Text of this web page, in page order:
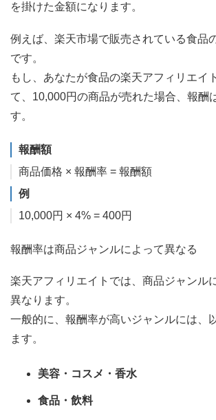
を掛けた金額になります。
例えば、楽天市場で販売されている食品
です。
もし、あなたが食品の楽天アフィリエイ
て、10,000円の商品が売れた場合、報酬
す。
報酬額
商品価格 × 報酬率 = 報酬額
例
10,000円 × 4% = 400円
報酬率は商品ジャンルによって異なる
楽天アフィリエイトでは、商品ジャンル
異なります。
一般的に、報酬率が高いジャンルには、
ます。
美容・コスメ・香水
食品・飲料